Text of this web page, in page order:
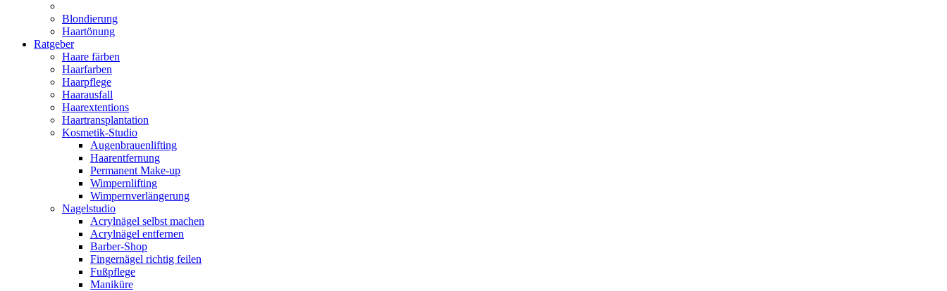
Blondierung
Haartönung
Ratgeber
Haare färben
Haarfarben
Haarpflege
Haarausfall
Haarextentions
Haartransplantation
Kosmetik-Studio
Augenbrauenlifting
Haarentfernung
Permanent Make-up
Wimpernlifting
Wimpernverlängerung
Nagelstudio
Acrylnägel selbst machen
Acrylnägel entfernen
Barber-Shop
Fingernägel richtig feilen
Fußpflege
Maniküre